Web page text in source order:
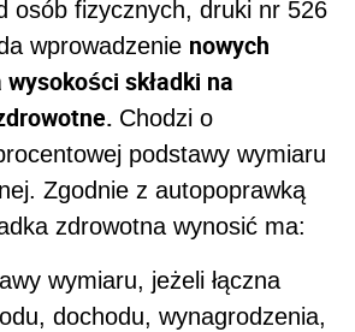
osób fizycznych, druki nr 526
wprowadzenie nowych
składki na
Chodzi o
podstawy wymiaru
Zgodnie z autopoprawką
zdrowotna wynosić ma:
wymiaru, jeżeli łączna
dochodu, wynagrodzenia,